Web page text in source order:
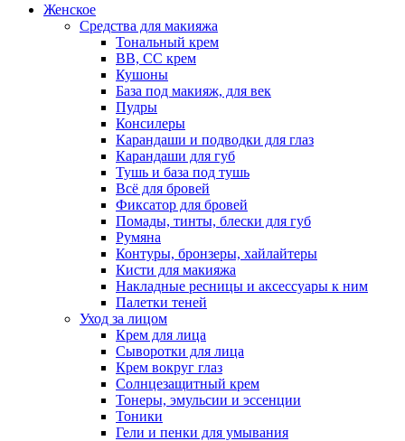
Женское
Средства для макияжа
Тональный крем
BB, CC крем
Кушоны
База под макияж, для век
Пудры
Консилеры
Карандаши и подводки для глаз
Карандаши для губ
Тушь и база под тушь
Всё для бровей
Фиксатор для бровей
Помады, тинты, блески для губ
Румяна
Контуры, бронзеры, хайлайтеры
Кисти для макияжа
Накладные ресницы и аксессуары к ним
Палетки теней
Уход за лицом
Крем для лица
Сыворотки для лица
Крем вокруг глаз
Солнцезащитный крем
Тонеры, эмульсии и эссенции
Тоники
Гели и пенки для умывания